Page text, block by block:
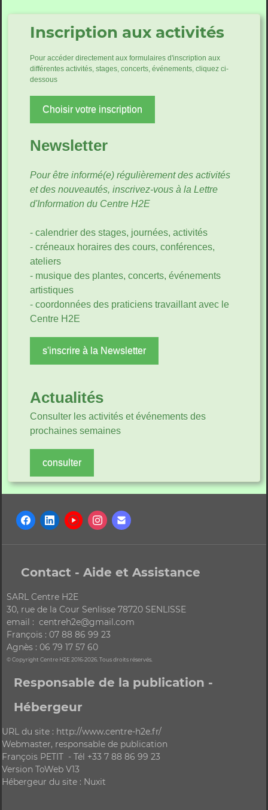
Inscription aux activités
Pour accéder directement aux formulaires d'inscription aux
différentes activités, stages, concerts, événements, cliquez ci-
dessous
Choisir votre inscription
Newsletter
Pour être informé(e) régulièrement des activités
et des nouveautés, inscrivez-vous à la Lettre
d'Information du Centre H2E
- calendrier des stages, journées, activités
- créneaux horaires des cours, conférences,
ateliers
- musique des plantes, concerts, événements
artistiques
- coordonnées des praticiens travaillant avec le
Centre H2E
s'inscrire à la Newsletter
Actualités
Consulter les activités et événements des
prochaines semaines
consulter
Contact - Aide et Assistance
SARL Centre H2E
30, rue de la Cour Senlisse 78720 SENLISSE
email : centreh2e@gmail.com
François : 07 88 86 99 23
Agnès : 06 79 17 57 60
© Copyright Centre H2E 2016-2026. Tous droits réservés.
Responsable de la publication -
Hébergeur
URL du site : http://www.centre-h2e.fr/
Webmaster, responsable de publication
François PETIT - Tél +33 7 88 86 99 23
Version ToWeb V13
Hébergeur du site : Nuxit